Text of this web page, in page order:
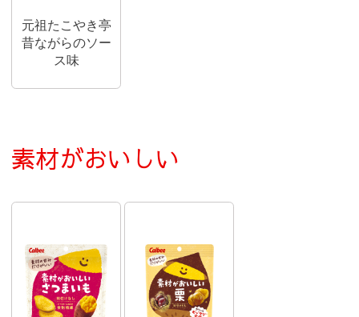
元祖たこやき亭
昔ながらのソー
ス味
素材がおいしい